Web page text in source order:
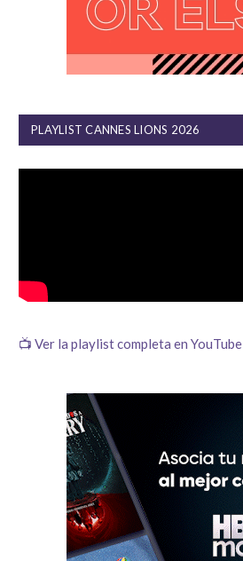
PLAYLIST CANNES LIONS 2026
📺 Ver la playlist completa en YouTube